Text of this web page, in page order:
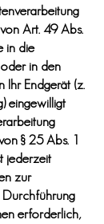
Art. 49 Abs.
in die
in den
Ihr Endgerät (z.
eingewilligt
§ 25 Abs. 1
jederzeit
zur
erforderlich,